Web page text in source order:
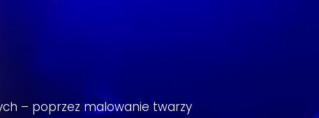
– poprzez malowanie twarzy